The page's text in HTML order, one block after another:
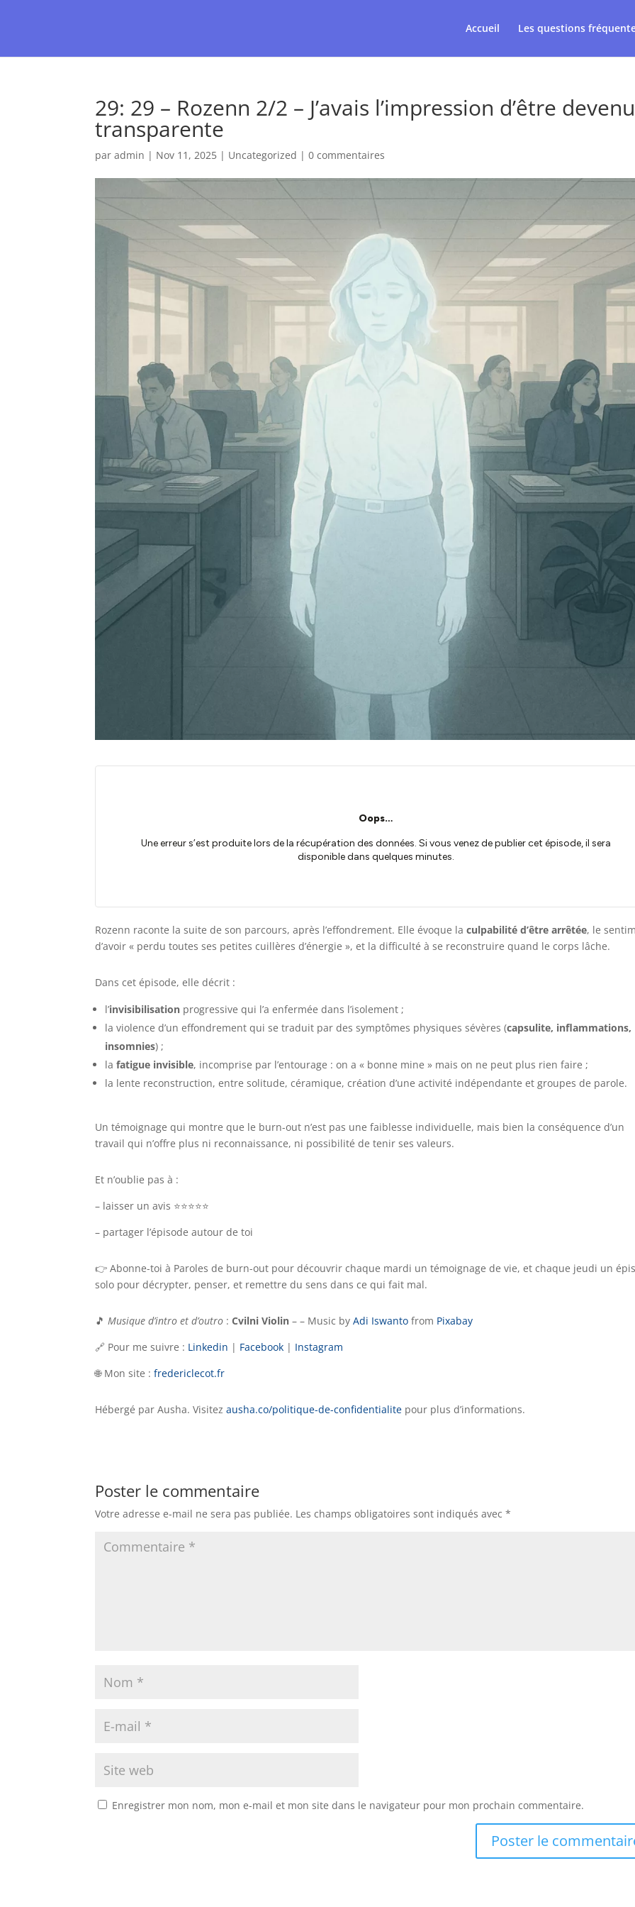
Accueil Les questions
29: 29 – Rozenn 2/2 – J’avais l’impression d’être
transparente
paradmin | Nov 11, 2025 | Uncategorized |0 commentaires
Rozenn raconte la suite de son parcours, après l’effondrement. Elle évoque laculpabilité d’être arrêtée, le
d’avoir « perdu toutes ses petites cuillères d’énergie », et la difficulté à se reconstruire quand le corps lâche.
Dans cet épisode, elle décrit :
l’invisibilisation progressive qui l’a enfermée dans l’isolement ;
la violence d’un effondrement qui se traduit par des symptômes physiques sévères (capsulite, inflammations,
insomnies) ;
lafatigue invisible, incomprise par l’entourage : on a « bonne mine » mais on ne peut plus rien faire ;
la lente reconstruction, entre solitude, céramique, création d’une activité indépendante et groupes de parole.
Un témoignage qui montre que le burn-out n’est pas une faiblesse individuelle, mais bien la conséquence d’un
travail qui n’offre plus ni reconnaissance, ni possibilité de tenir ses valeurs.
Et n’oublie pas à :
– laisser un avis ⭐⭐⭐⭐⭐
– partager l’épisode autour de toi
👉 Abonne-toi à Paroles de burn-out pour découvrir chaque mardi un témoignage de vie, et chaque jeudi un
solo pour décrypter, penser, et remettre du sens dans ce qui fait mal.
🎵 Musique d’intro et d’outro :Cvilni Violin – – Music byAdi Iswantofrom Pixabay
🔗 Pour me suivre : Linkedin | Facebook | Instagram
🌐 Mon site :fredericlecot.fr
Hébergé par Ausha. Visitezausha.co/politique-de-confidentialite pour plus d’informations.
Poster le commentaire
Votre adresse e-mail ne sera pas publiée. Les champs obligatoires sont indiqués avec*
Enregistrer mon nom, mon e-mail et mon site dans le navigateur pour mon prochain commentaire.